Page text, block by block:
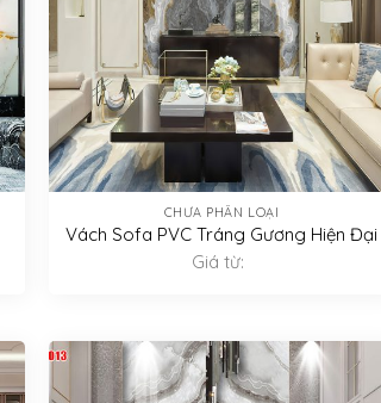
CHƯA PHÂN LOẠI
Vách Sofa PVC Tráng Gương Hiện Đại
Giá từ: